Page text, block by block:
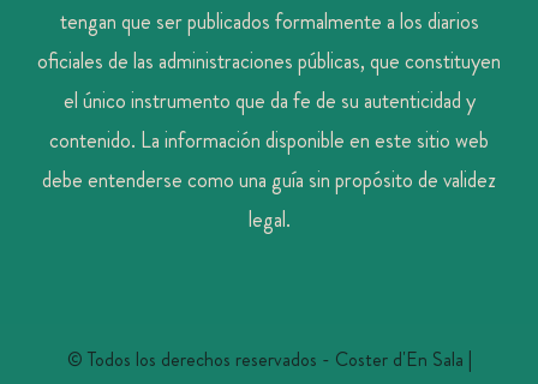
tengan que ser publicados formalmente a los diarios
oficiales de las administraciones públicas, que constituyen
el único instrumento que da fe de su autenticidad y
contenido. La información disponible en este sitio web
debe entenderse como una guía sin propósito de validez
legal.
© Todos los derechos reservados - Coster d'En Sala |